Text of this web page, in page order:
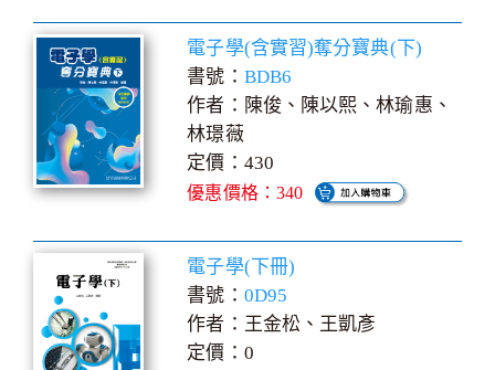
電子學(含實習)奪分寶典(下)
書號： BDB6
作者：陳俊、陳以熙、林瑜惠、
林璟薇
定價：430
優惠價格：340
電子學(下冊)
書號： 0D95
作者：王金松、王凱彥
定價：0